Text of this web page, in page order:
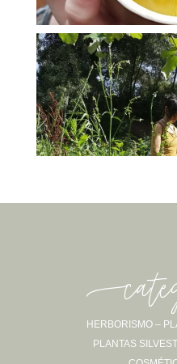
-
HERBORISMO –
PLANTAS